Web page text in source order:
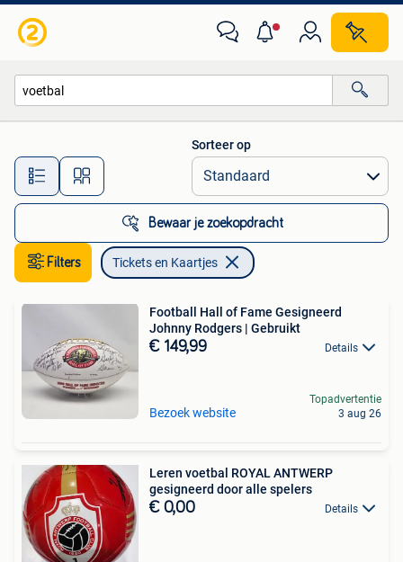
Alle afstanden…
Sorteer op
Bewaar je zoekopdracht
Filters Tickets en Kaartjes
Football Hall of Fame Gesigneerd
Johnny Rodgers | Gebruikt
€ 149,99 Details
Bezoek website
Topadvertentie
3 aug 26
Leren voetbal ROYAL ANTWERP
gesigneerd door alle spelers
€ 0,00 Details